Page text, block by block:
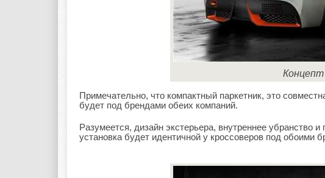
Концепт
Примечательно, что компактный паркетник, это
будет под брендами обеих компаний.
Разумеется, дизайн экстерьера, внутреннее убранство
установка будет идентичной у кроссоверов под обоими